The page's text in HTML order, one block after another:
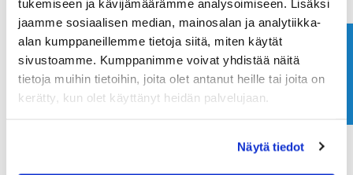
tukemiseen ja kävijämäärämme analysoimiseen. Lisäksi
jaamme sosiaalisen median, mainosalan ja analytiikka-
alan kumppaneillemme tietoja siitä, miten käytät
sivustoamme. Kumppanimme voivat yhdistää näitä
tietoja muihin tietoihin, joita olet antanut heille tai joita on
kerätty, kun olet käyttänyt heidän palvelujaan.
Näytä tiedot
voimassa vuoden
loppuun 31.12.2026
asti.
Golfautot